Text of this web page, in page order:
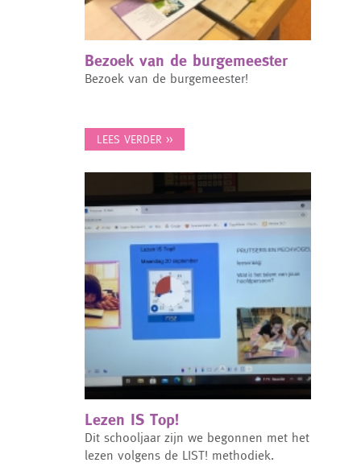
Bezoek van de burgemeester
Bezoek van de burgemeester!
LEES VERDER >>
Lezen IS Top!
Dit schooljaar zijn we begonnen met het
lezen volgens de LIST! methodiek.